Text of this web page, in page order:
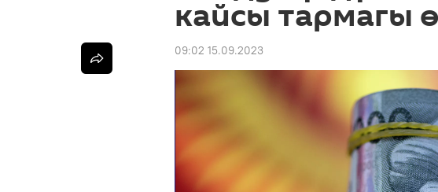
кайсы тармагы
09:02 15.09.2023